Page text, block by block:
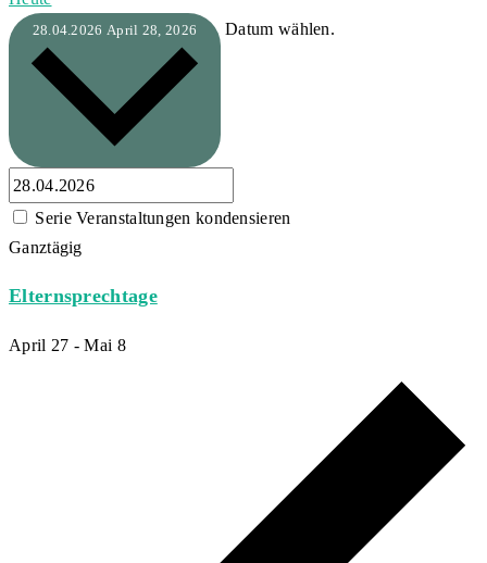
28.04.2026 April 28, 2026 Datum wählen.
Serie Veranstaltungen kondensieren
Ganztägig
Elternsprechtage
April 27 -Mai 8